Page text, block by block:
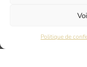
Politique de
17